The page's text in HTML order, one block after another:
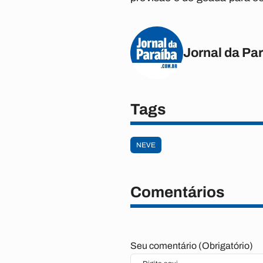
Jornal da
Tags
NEVE
Comentários
Seu comentário (Obrigatório)